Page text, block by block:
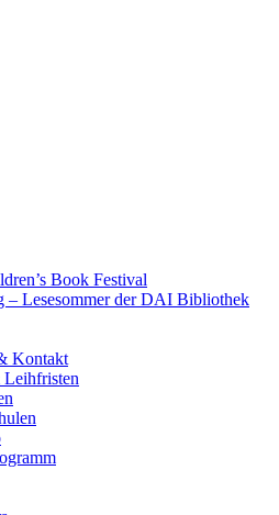
Book Festival
– Lesesommer der DAI Bibliothek
Kontakt